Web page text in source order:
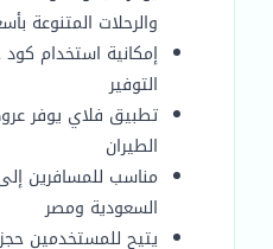
والرحلات المتنوعة
إمكانية استخدام
التوفير
تطبيق فلاي يوفر
الطيران
مناسب للمسافرين
السعودية ومصر
يتيح للمستخدمين